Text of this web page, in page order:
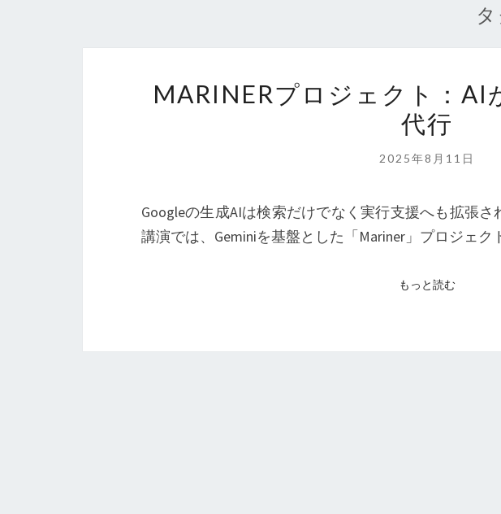
プ
ロ
ト：
AI
チ
MARINERプロジェクト：AI
代行
2025年8月11日
Googleの生成AIは検索だけでなく実行支援へも拡張
講演では、Geminiを基盤とした「Mariner」プロジェ
もっと読むもっと読